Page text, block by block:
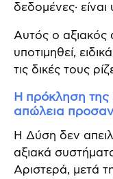
δεδομένες·
Αυτός ο αξιακός
υποτιμηθεί,
τις δικές τους
Η πρόκληση της
απώλεια
Η Δύση δεν
αξιακά
Αριστερά, μετά